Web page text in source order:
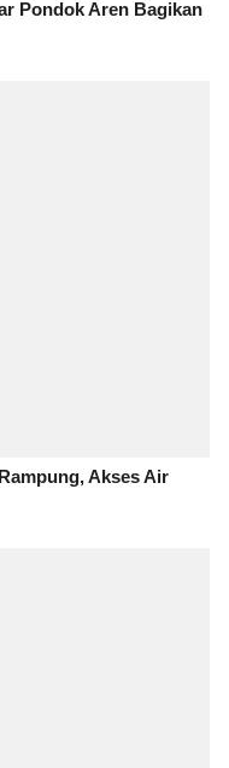
Pondok Aren Bagikan
Akses Air